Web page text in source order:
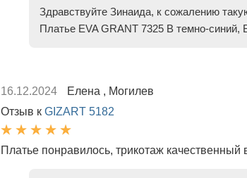
Здравствуйте Зинаида, к сожалению
Платье EVA GRANT 7325 B темно-синий,
16.12.2024
Елена , Могилев
Отзыв к GIZART 5182
Платье понравилось, трикотаж качественный